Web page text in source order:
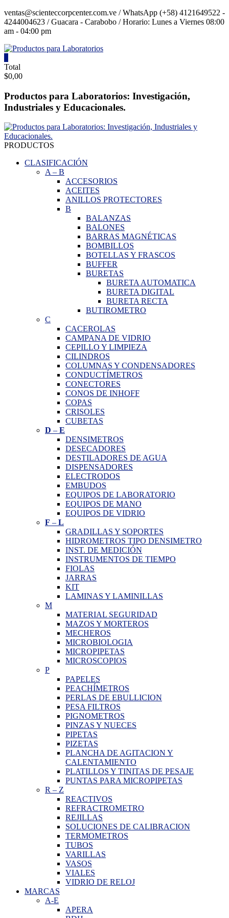
Saltar
contenido
ventas@scienteccorpcenter.com.ve / WhatsApp (+58) 4121649522 -
4244004623 / Guacara - Carabobo / Horario: Lunes a Viernes 08:00
am - 04:00 pm
Productos
para
Laboratorios
Investigación,
y
Educacionales.
Total
$0,00
Productos para Laboratorios: Investigación,
Industriales y Educacionales.
PRODUCTOS
CLASIFICACIÓN
A– B
ACCESORIOS
ACEITES
ANILLOS PROTECTORES
B
BALANZAS
BALONES
BARRAS MAGNÉTICAS
BOMBILLOS
BOTELLAS Y FRASCOS
BUFFER
BURETAS
BURETA AUTOMATICA
BURETA DIGITAL
BURETA RECTA
BUTIROMETRO
C
CACEROLAS
CAMPANA DE VIDRIO
CEPILLO Y LIMPIEZA
CILINDROS
COLUMNAS Y CONDENSADORES
CONDUCTÍMETROS
CONECTORES
CONOS DE INHOFF
COPAS
CRISOLES
CUBETAS
D – E
DENSIMETROS
DESECADORES
DESTILADORES DE AGUA
DISPENSADORES
ELECTRODOS
EMBUDOS
EQUIPOS DE LABORATORIO
EQUIPOS DE MANO
EQUIPOS DE VIDRIO
F – L
GRADILLAS Y SOPORTES
HIDROMETROS TIPO DENSIMETRO
INST. DE MEDICIÓN
INSTRUMENTOS DE TIEMPO
FIOLAS
JARRAS
KIT
LAMINAS Y LAMINILLAS
M
MATERIAL SEGURIDAD
MAZOS Y MORTEROS
MECHEROS
MICROBIOLOGIA
MICROPIPETAS
MICROSCOPIOS
P
PAPELES
PEACHÍMETROS
PERLAS DE EBULLICION
PESA FILTROS
PIGNOMETROS
PINZAS Y NUECES
PIPETAS
PIZETAS
PLANCHA DE AGITACION Y
CALENTAMIENTO
PLATILLOS Y TINITAS DE PESAJE
PUNTAS PARA MICROPIPETAS
R – Z
REACTIVOS
REFRACTROMETRO
REJILLAS
SOLUCIONES DE CALIBRACION
TERMOMETROS
TUBOS
VARILLAS
VASOS
VIALES
VIDRIO DE RELOJ
MARCAS
A-E
APERA